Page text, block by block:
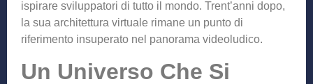
ispirare sviluppatori di tutto il mondo. Trent’anni dopo,
la sua architettura virtuale rimane un punto di
riferimento insuperato nel panorama videoludico.
Un Universo Che Si